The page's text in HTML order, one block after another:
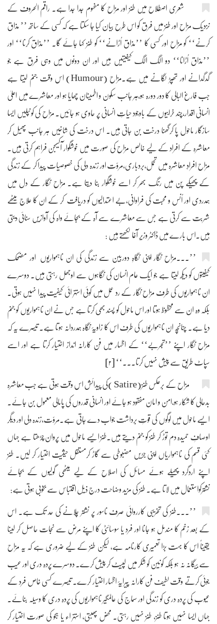
شعری اصطلاح میں طنز اور مزاح کا مفہوم جدا جدا ہے۔ راقم الحروف کے
نزدیک مزاح اور طنز میں فرق کو اس طرح بیان کیا جا سکتا ہے کہ کسی کے ساتھ ’’ مذاق
کرنے‘‘ کو مزاح اور کسی کا ’’مذاق اُڑانے‘‘ کو طنز کہا جائے گا۔ ’’مذاق کرنا‘‘ اور
’’مذاق اُڑانا‘‘ دو الگ الگ کیفیتیں ہیں اور ان دونوں میں وہی فرق ہے جو
گدگدانے اور تھپڑ لگانے میں ہے۔مزاح (Humour) اس وقت جنم لیتا ہے
جب فارغ البالی کا دور دورہ ہو،ہر جانب سکون و اطمینان چھایا ہو اور معاشرے میں اعلیٰ
انسانی اقدار،چند خرابیوں کے باوجود حیاتِ انسانی پر حاوی ہو جائیں۔ مزاح کی کونپلیں ایسا
سازگار ماحول پا کرگھنا درخت بن جاتی ہیں۔ اس درخت کی شاخیں ہر جانب پھیل کر
معاشرہ کے افراد کے لیے خالص مزاح کی صورت میں خوشگوار آکسیجن فراہم کرتی ہیں۔
مزاح افرادِ معاشرہ میں تحمل،بردباری،مروّت اور زندہ دلی کی خصوصیات پیدا کر کے زندگی
کے پھیکے پن میں رنگ بھر کر اسے خوشگوار بنا دیتا ہے۔ مزاح نگار کے دل میں
ہمدردی اور اُنس و محبت کی فراوانی،بے اعتدالیوں کو دریافت کر کے ان کا علاج میٹھے
شربت سے کرتی ہے جس سے معاشرے سے آہ کے بجائے واہ کی آوازیں سنائی دیتی
ہیں۔اس بارے میں ڈاکٹر وزیر آغا لکھتے ہیں :
’’۔۔۔مزاح نگار اپنی نگاہِ دوربین سے زندگی کی ان ناہمواریوں اور مضحک
کیفیتوں کو دیکھ لیتا ہے جو ایک عام انسان کی نگاہوں سے اوجھل رہتی ہیں۔ دوسرے
ان ناہمواریوں کی طرف مزاح نگار کے رد عمل میں کوئی استہزائی کیفیت پیدا نہیں ہوتی۔
بلکہ وہ ان سے محظوظ ہوتا اور اس ماحول کو پسند بھی کرتا ہے جس نے ان ناہمواریوں کو جنم
دیا ہے۔ چنانچہ ان ناہمواریوں کی طرف اس کا زاویۂ نگاہ ہمدردانہ ہوتا ہے۔ تیسرے یہ کہ
مزاح نگار اپنے ’’تجربے‘‘ کے اظہار میں فن کارانہ انداز اختیار کرتا ہے اور اسے
سپاٹ طریق سے پیش نہیں کرتا۔۔۔‘‘ [۲]
مزاح کے برعکس طنز(Satire )کی پیدائش اس وقت ہوتی ہے جب معاشرہ
بدحالی کا شکار ہو،امن و امان مفقود ہو جائے اور انسانی قدروں کی پامالی معمول بن جائے۔
ایسے ماحول میں لوگوں کی قوتِ برداشت جواب دے جاتی ہے۔مروّت،زندہ دلی اور دیگر
اوصافِ حمیدہ دم توڑ کر طنز کو جنم دیتے ہیں۔طنز ایسے ماحول میں پروان چڑھتا ہے جہاں
کئی قسم کی ناہمواریاں اپنی جڑیں مضبوطی سے گاڑ کرمستقل حیثیت اختیار کر لیں۔ طنز
اپنے اردگرد پھیلے ہوئے مسائل کی اصلاح کے لیے میٹھی گولیوں کے بجائے
نشترکواستعمال میں لاتا ہے۔ طنز کی مزید وضاحت درج ذیل اقتباس سے بخوبی ہوتی ہے:
’’۔۔۔طنز کی تخریبی کارروائی صرف ناسور پر نشتر چلانے کی حد تک ہے۔ اس
کے بعد زخم کا مندمل ہو جانا اور فرد یا سوسائٹی کا اپنے مرض سے نجات حاصل کر لینا
یقیناً اس کا بہت بڑا تعمیری کارنامہ ہے، لیکن طنز کے لیے ضروری ہے کہ یہ مزاح
سے بیگانہ نہ ہو بلکہ کونین کو شکر میں لپیٹ کر پیش کرے۔ دوسرے پردہ دری اور عیب
جوئی کرتے وقت لطیف فن کارانہ پیرایۂ اظہار اختیار کرے۔ تیسرے کسی خاص فرد کے
عیوب کی پردہ دری کو زندگی اور سماج کی عالمگیر ناہمواریوں کی پردہ دری کا وسیلہ بنائے۔
جہاں ایسا نہیں ہوتا طنز، طنز نہیں رہتی۔ محض پھبتی، استہزاء یا ہجو کی صورت اختیار کر